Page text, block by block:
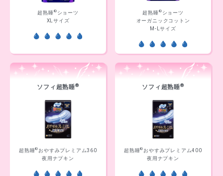
超熟睡® ショーツ
XLサイズ
超熟睡® ショーツ
オーガニックコットン
M-Lサイズ
ソフィ超熟睡®
超熟睡® おやすみプレミアム360
夜用ナプキン
ソフィ超熟睡®
超熟睡® おやすみプレミアム400
夜用ナプキン